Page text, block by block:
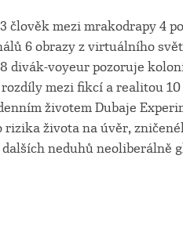
člověk mezi mrakodrapy 4
6 obrazy z virtuálního
divák-voyeur pozoruje
mezi fikcí a realitou
životem Dubaje
života na úvěr,
neduhů neoliberálně